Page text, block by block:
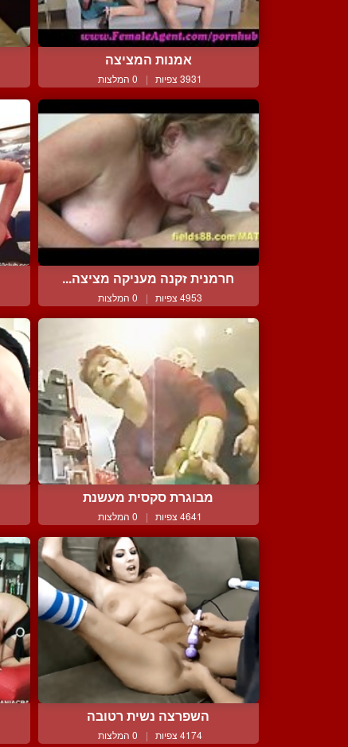
אמנות המציצה
3931 צפיות | 0 המלצות
חרמנית זקנה מעניקה מציצה...
4953 צפיות | 0 המלצות
מבוגרת סקסית מעשנת
4641 צפיות | 0 המלצות
השפרצה נשית רטובה
4174 צפיות | 0 המלצות